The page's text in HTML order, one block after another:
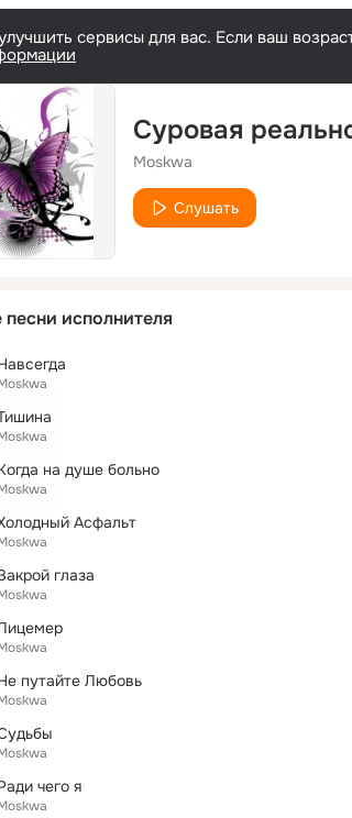
сервисы для вас. Если ваш
Суровая
Moskwa
Слушать
исполнителя
на душе больно
Асфальт
глаза
путайте Любовь
чего я